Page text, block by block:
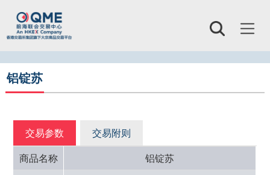
Toggle
铝锭苏
交易参数 交易附则
商品名称
铝锭苏